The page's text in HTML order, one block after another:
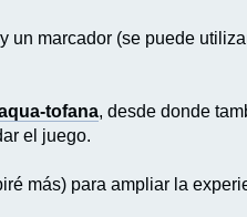
un marcador (se puede
tofana, desde donde
el juego.
más) para ampliar la